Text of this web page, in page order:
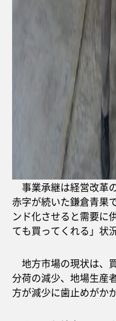
事業承継は経営改革
赤字が続いた鎌倉青果
ンド化させると需要に
ても買ってくれる」状
地方市場の現状は、
分荷の減少、地場生産
方が減少に歯止めがか